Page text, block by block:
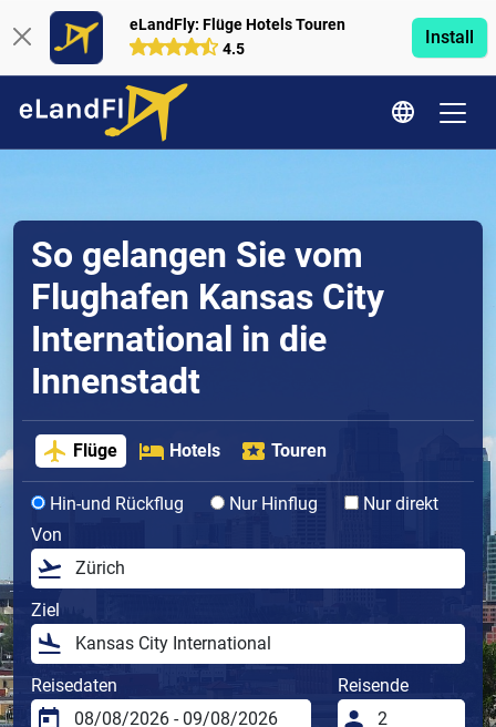
eLandFly: Flüge Hotels Touren
4.5
Install
So gelangen Sie vom
Flughafen Kansas City
International in die
Innenstadt
Flüge Hotels Touren
Hin-und Rückflug Nur Hinflug
Nur direkt
Von
Ziel
Reisedaten Reisende